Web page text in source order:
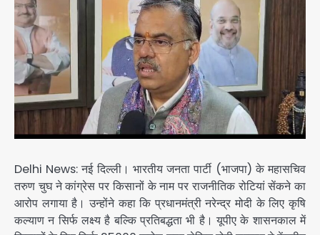
Delhi News: नई दिल्ली। भारतीय जनता पार्टी (भाजपा) के महासचिव
तरुण चुघ ने कांग्रेस पर किसानों के नाम पर राजनीतिक रोटियां सेंकने का
आरोप लगाया है। उन्होंने कहा कि प्रधानमंत्री नरेन्द्र मोदी के लिए कृषि
कल्याण न सिर्फ लक्ष्य है बल्कि प्रतिबद्धता भी है। यूपीए के शासनकाल में